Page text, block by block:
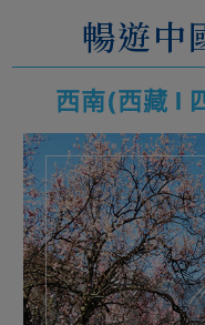
暢遊中
西南(西藏 l